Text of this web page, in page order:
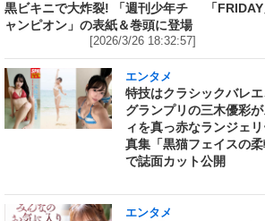
黒ビキニで大炸裂! 「週刊少年チ
ャンピオン」の表紙＆巻頭に登場
[2026/3/26 18:32:57]
「
エンタメ
特技はクラシックバレ
グランプリの三木優彩
ィを真っ赤なランジェ
真集「黒猫フェイスの
で誌面カット公開
エンタメ